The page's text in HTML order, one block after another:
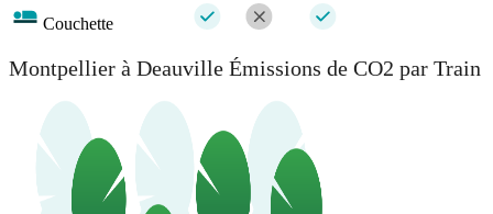
Couchette
Montpellier à Deauville Émissions de CO2 par Train